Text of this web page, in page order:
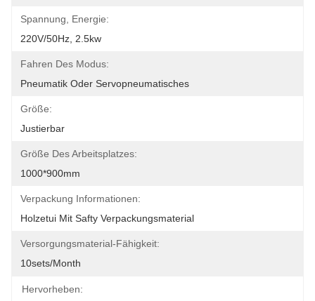
Spannung, Energie:
220V/50Hz, 2.5kw
Fahren Des Modus:
Pneumatik Oder Servopneumatisches
Größe:
Justierbar
Größe Des Arbeitsplatzes:
1000*900mm
Verpackung Informationen:
Holzetui Mit Safty Verpackungsmaterial
Versorgungsmaterial-Fähigkeit:
10sets/month
Hervorheben: